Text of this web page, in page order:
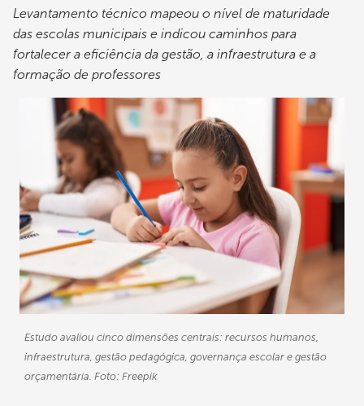
Levantamento técnico mapeou o nível de maturidade
das escolas municipais e indicou caminhos para
fortalecer a eficiência da gestão, a infraestrutura e a
formação de professores
Estudo avaliou cinco dimensões centrais: recursos humanos,
infraestrutura, gestão pedagógica, governança escolar e gestão
orçamentária. Foto: Freepik